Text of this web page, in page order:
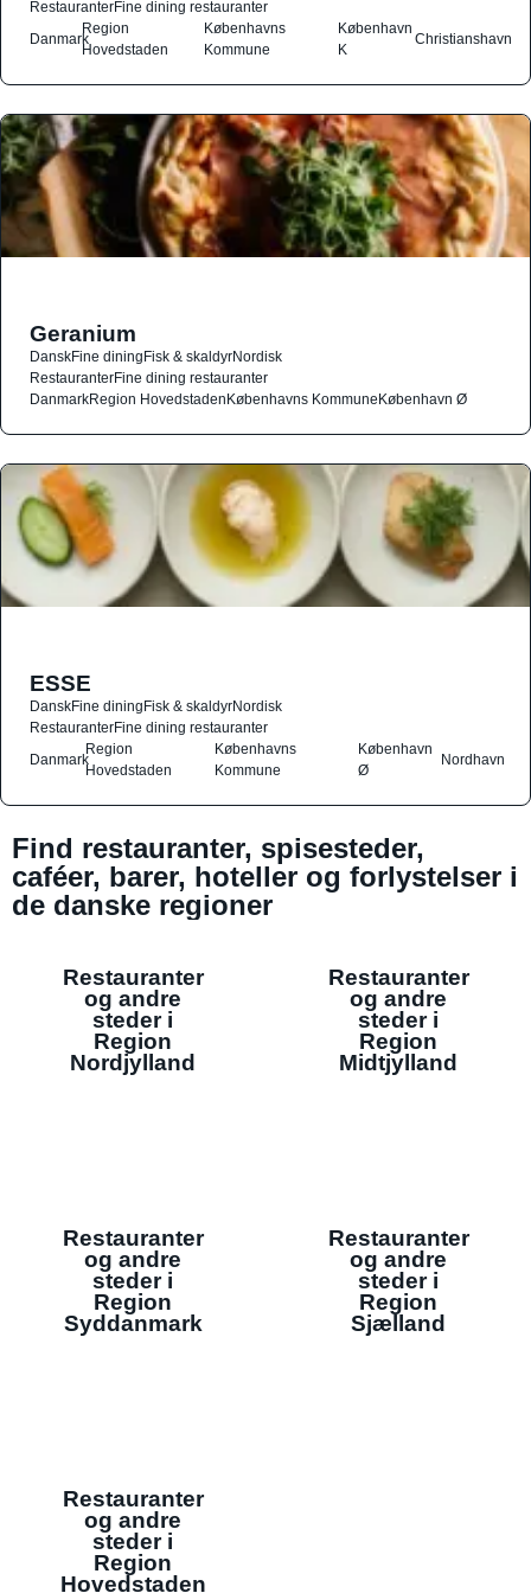
RestauranterFine dining restauranter
Danmark
Region
Hovedstaden
Københavns
Kommune
København
K
Christianshavn
Geranium
DanskFine diningFisk & skaldyrNordisk
RestauranterFine dining restauranter
DanmarkRegion HovedstadenKøbenhavns KommuneKøbenhavn Ø
ESSE
DanskFine diningFisk & skaldyrNordisk
RestauranterFine dining restauranter
Danmark
Region
Hovedstaden
Københavns
Kommune
København
Ø
Nordhavn
Find restauranter, spisesteder,
caféer, barer, hoteller og forlystelser i
de danske regioner
Restauranter
og andre
steder i
Region
Nordjylland
Restauranter
og andre
steder i
Region
Midtjylland
Restauranter
og andre
steder i
Region
Syddanmark
Restauranter
og andre
steder i
Region
Sjælland
Restauranter
og andre
steder i
Region
Hovedstaden